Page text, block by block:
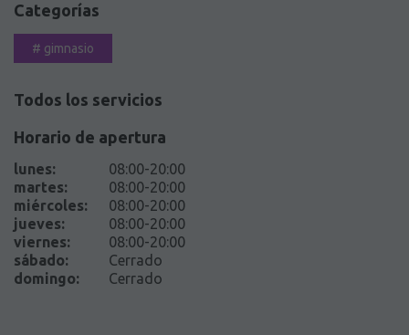
Categorías
# gimnasio
Todos los servicios
Horario de apertura
lunes:
08:00-20:00
martes:
08:00-20:00
miércoles:
08:00-20:00
jueves:
08:00-20:00
viernes:
08:00-20:00
sábado:
Cerrado
domingo: Cerrado